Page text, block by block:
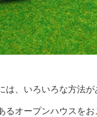
は、いろいろな方法が
るオープンハウスを